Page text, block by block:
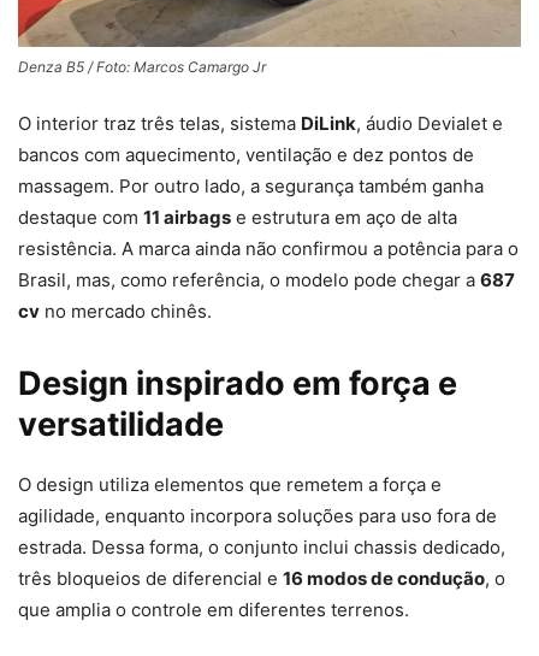
Denza B5 / Foto: Marcos Camargo Jr
O interior traz três telas, sistema DiLink, áudio Devialet e
bancos com aquecimento, ventilação e dez pontos de
massagem. Por outro lado, a segurança também ganha
destaque com 11 airbags e estrutura em aço de alta
resistência. A marca ainda não confirmou a potência para o
Brasil, mas, como referência, o modelo pode chegar a 687
cv no mercado chinês.
Design inspirado em força e
versatilidade
O design utiliza elementos que remetem a força e
agilidade, enquanto incorpora soluções para uso fora de
estrada. Dessa forma, o conjunto inclui chassis dedicado,
três bloqueios de diferencial e 16 modos de condução, o
que amplia o controle em diferentes terrenos.